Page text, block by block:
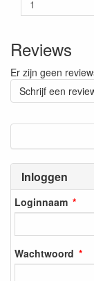
Inloggen
Loginnaam
Wachtwoord
Reviews
Er zijn geen
Schrijf een